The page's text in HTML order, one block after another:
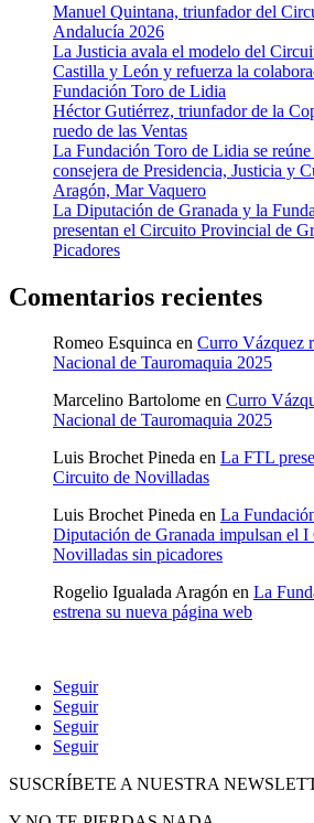
Manuel Quintana, triunfador del
Andalucía 2026
La Justicia avala el modelo del
Castilla y León y refuerza la
Fundación Toro de Lidia
Héctor Gutiérrez, triunfador de la
ruedo de las Ventas
La Fundación Toro de Lidia se
consejera de Presidencia, Justicia y
Aragón, Mar Vaquero
La Diputación de Granada y la
presentan el Circuito Provincial de
Picadores
Comentarios recientes
Romeo Esquinca en Curro Vázquez
Nacional de Tauromaquia 2025
Marcelino Bartolome en Curro
Nacional de Tauromaquia 2025
Luis Brochet Pineda en La FTL
Circuito de Novilladas
Luis Brochet Pineda en La
Diputación de Granada impulsan el
Novilladas sin picadores
Rogelio Igualada Aragón en La
estrena su nueva página web
Seguir
Seguir
Seguir
Seguir
SUSCRÍBETE A NUESTRA